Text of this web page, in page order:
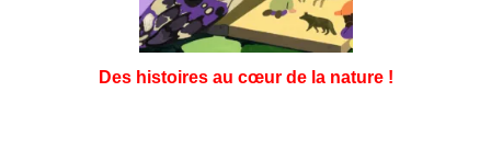
Des histoires au cœur de la nature !